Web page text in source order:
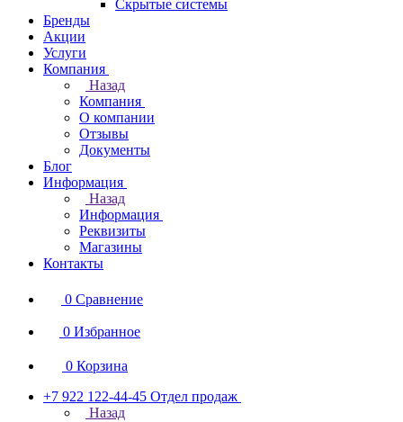
Скрытые системы
Бренды
Акции
Услуги
Компания
Назад
Компания
О компании
Отзывы
Документы
Блог
Информация
Назад
Информация
Реквизиты
Магазины
Контакты
0 Сравнение
0 Избранное
0 Корзина
+7 922 122-44-45 Отдел продаж
Назад